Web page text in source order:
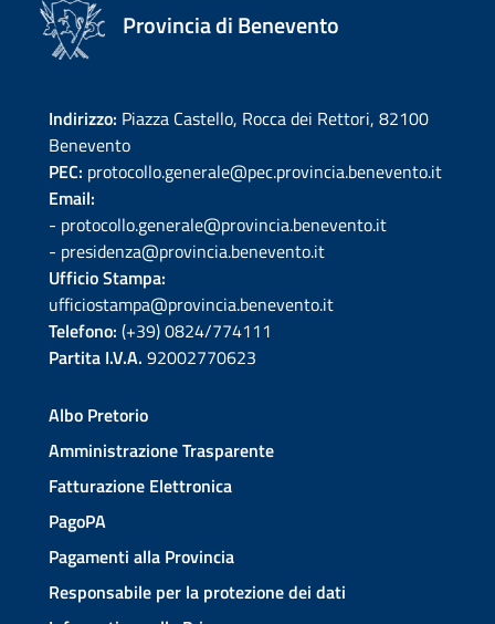
Provincia di Benevento
Indirizzo: Piazza Castello, Rocca dei Rettori, 82100
Benevento
PEC: protocollo.generale@pec.provincia.benevento.it
Email:
- protocollo.generale@provincia.benevento.it
- presidenza@provincia.benevento.it
Ufficio Stampa:
ufficiostampa@provincia.benevento.it
Telefono: (+39) 0824/774111
Partita I.V.A. 92002770623
Albo Pretorio
Amministrazione Trasparente
Fatturazione Elettronica
PagoPA
Pagamenti alla Provincia
Responsabile per la protezione dei dati